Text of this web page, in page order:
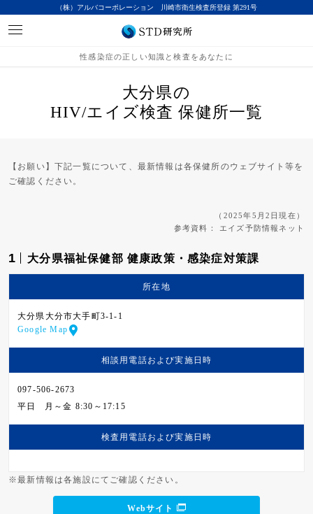
（株）アルバコーポレーション 川崎市衛生検査所登録 第291号
性感染症の正しい知識と検査をあなたに
大分県の
HIV/エイズ検査 保健所一覧
【お願い】下記一覧について、最新情報は各保健所のウェブサイト等を
ご確認ください。
（2025年5月2日現在）
参考資料：
エイズ予防情報ネット
1 大分県福祉保健部 健康政策・感染症対策課
所在地
大分県大分市大手町3-1-1
Google Map
相談用電話および実施日時
097-506-2673
平日
月～金 8:30～17:15
検査用電話および実施日時
※最新情報は各施設にてご確認ください。
Webサイト